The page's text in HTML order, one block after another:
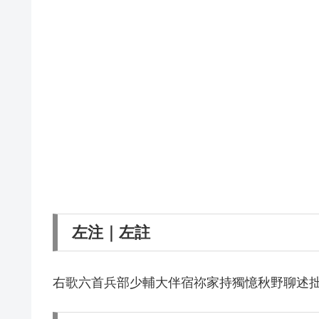
左注｜左註
右歌六首兵部少輔大伴宿祢家持獨憶秋野聊述